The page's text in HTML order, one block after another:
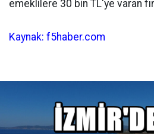
emeklilere 30 bin TL'ye varan
Kaynak: f5haber.com